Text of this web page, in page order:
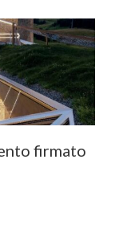
firmato